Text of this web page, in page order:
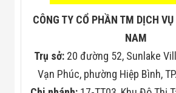
CÔNG TY CỔ PHẦN TM DỊCH
NAM
Trụ sở: 20 đường 52, Sunlake
Vạn Phúc, phường Hiệp Bình,